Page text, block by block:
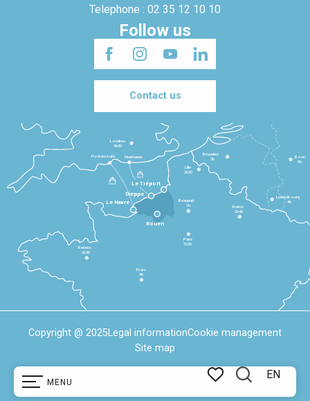
MENU
Voir les favoris
Search
EN
Telephone : 02 35 12 10 10
Follow us
Contact us
Le Havre
Dieppe
Le Tréport
Rennes
2h30
Tours
3h
Paris
1h30
Beauvais
1h
Reims
2h45
Lille
2h30
Bruxelles
3h
Londres
3h30
Newhaven
Portsmouth
Bonn
5h
Luxembourg
4h
Rouen
Copyright @ 2025Legal informationCookie management
Site map